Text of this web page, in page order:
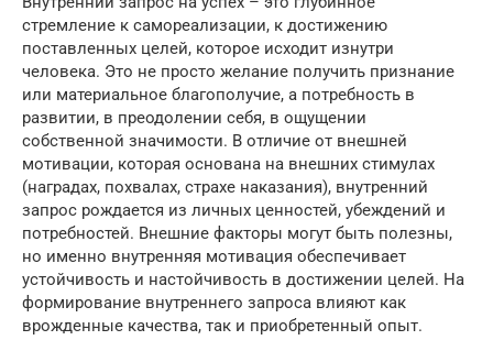
стремление к самореализации, к достижению
поставленных целей, которое исходит изнутри
человека. Это не просто желание получить признание
или материальное благополучие, а потребность в
развитии, в преодолении себя, в ощущении
собственной значимости. В отличие от внешней
мотивации, которая основана на внешних стимулах
(наградах, похвалах, страхе наказания), внутренний
запрос рождается из личных ценностей, убеждений и
потребностей. Внешние факторы могут быть полезны,
но именно внутренняя мотивация обеспечивает
устойчивость и настойчивость в достижении целей. На
формирование внутреннего запроса влияют как
врожденные качества, так и приобретенный опыт.